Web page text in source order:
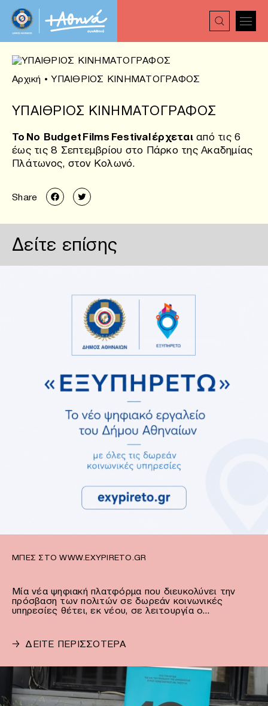
Αρχική •ΥΠΑΙΘΡΙΟΣ ΚΙΝΗΜΑΤΟΓΡΑΦΟΣ
ΥΠΑΙΘΡΙΟΣ ΚΙΝΗΜΑΤΟΓΡΑΦΟΣ
To Νο BudgetFilms Festivalέρχεται από τις 6
έως τις 8 Σεπτεμβρίου στο Πάρκο της Ακαδημίας
Πλάτωνος, στον Κολωνό.
Share
Δείτε επίσης
ΜΠΕΣ ΣΤΟ WWW.EXYPIRETO.GR
Μία νέα ψηφιακή πλατφόρμα που διευκολύνει την
πρόσβαση των πολιτών σε δωρεάν κοινωνικές
υπηρεσίες θέτει, εκ νέου, σε λειτουργία ο…
→ ΔΕΙΤΕ ΠΕΡΙΣΣΟΤΕΡΑ